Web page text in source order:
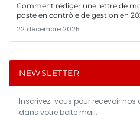
Comment rédiger une lettre de
poste en contrôle de gestion en
22 décembre 2025
NEWSLETTER
Inscrivez-vous pour recevoir
dans votre boîte mail.